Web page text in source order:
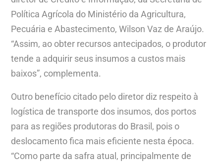
Política Agrícola do Ministério da Agricultura,
Pecuária e Abastecimento, Wilson Vaz de Araújo.
“Assim, ao obter recursos antecipados, o produtor
tende a adquirir seus insumos a custos mais
baixos”, complementa.
Outro benefício citado pelo diretor diz respeito à
logística de transporte dos insumos, dos portos
para as regiões produtoras do Brasil, pois o
deslocamento fica mais eficiente nesta época.
“Como parte da safra atual, principalmente de